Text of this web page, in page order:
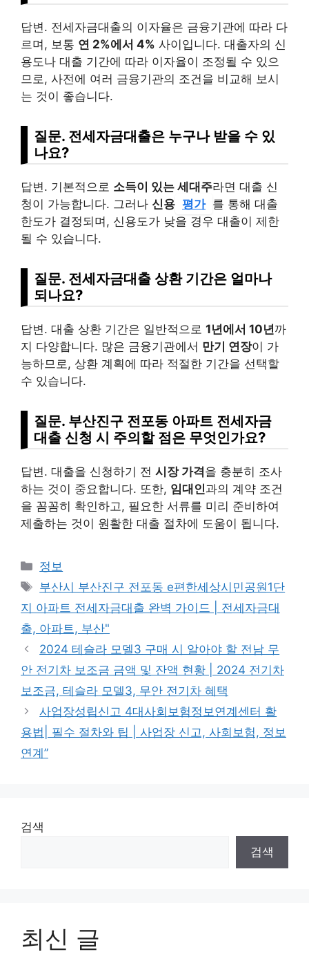
답변. 전세자금대출의 이자율은 금융기관에 따라 다
르며, 보통 연 2%에서 4% 사이입니다. 대출자의 신
용도나 대출 기간에 따라 이자율이 조정될 수 있으
므로, 사전에 여러 금융기관의 조건을 비교해 보시
는 것이 좋습니다.
질문. 전세자금대출은 누구나 받을 수 있
나요?
답변. 기본적으로 소득이 있는 세대주라면 대출 신
청이 가능합니다. 그러나 신용 평가 를 통해 대출
한도가 결정되며, 신용도가 낮을 경우 대출이 제한
될 수 있습니다.
질문. 전세자금대출 상환 기간은 얼마나
되나요?
답변. 대출 상환 기간은 일반적으로 1년에서 10년까
지 다양합니다. 많은 금융기관에서 만기 연장이 가
능하므로, 상환 계획에 따라 적절한 기간을 선택할
수 있습니다.
질문. 부산진구 전포동 아파트 전세자금
대출 신청 시 주의할 점은 무엇인가요?
답변. 대출을 신청하기 전 시장 가격을 충분히 조사
하는 것이 중요합니다. 또한, 임대인과의 계약 조건
을 꼼꼼히 확인하고, 필요한 서류를 미리 준비하여
제출하는 것이 원활한 대출 절차에 도움이 됩니다.
Categories
정보
Tags
부산시 부산진구 전포동 e편한세상시민공원1단
지 아파트 전세자금대출 완벽 가이드 | 전세자금대
출, 아파트, 부산"
2024 테슬라 모델3 구매 시 알아야 할 전남 무
안 전기차 보조금 금액 및 잔액 현황 | 2024 전기차
보조금, 테슬라 모델3, 무안 전기차 혜택
사업장성립신고 4대사회보험정보연계센터 활
용법| 필수 절차와 팁 | 사업장 신고, 사회보험, 정보
연계”
검색
검색
최신 글